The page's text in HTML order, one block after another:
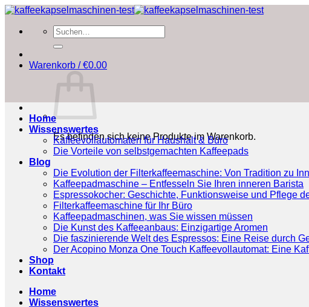
Zum
springen
Suchen
nach:
Warenkorb /€0.00
Es befinden sich keine Produkte im Warenkorb.
Home
Wissenswertes
Kaffeevollautomaten für Haushalt & Büro
Die Vorteile von selbstgemachten Kaffeepads
Blog
Die Evolution der Filterkaffeemaschine: Von Tradition zu
Kaffeepadmaschine – Entfesseln Sie Ihren inneren Barista
Espressokocher: Geschichte, Funktionsweise und Pflege
Filterkaffeemaschine für Ihr Büro
Kaffeepadmaschinen, was Sie wissen müssen
Die Kunst des Kaffeeanbaus: Einzigartige Aromen
Die faszinierende Welt des Espressos: Eine Reise durch
Der Acopino Monza One Touch Kaffeevollautomat: Eine
Shop
Kontakt
Home
Wissenswertes